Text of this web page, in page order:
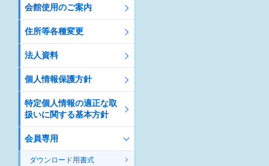
会館使用のご案内
住所等各種変更
法人資料
個人情報保護方針
特定個人情報の適正な取
扱いに関する基本方針
会員専用
ダウンロード用書式